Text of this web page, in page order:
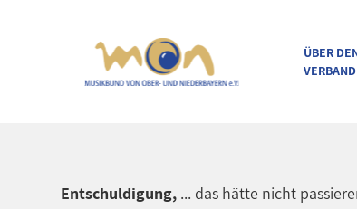
ÜBER
VERBAND
Entschuldigung, ... das hätte nicht